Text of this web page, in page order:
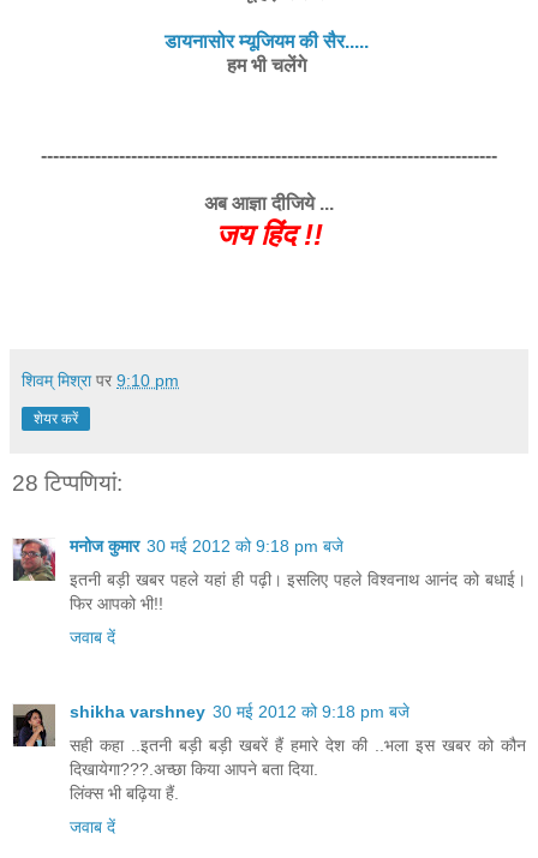
डायनासोर म्यूजियम की सैर.....
हम भी चलेंगे
----------------------------------------------------------------------------
अब आज्ञा दीजिये ...
जय हिंद !!
शिवम् मिश्रा पर 9:10 pm
शेयर करें
28 टिप्‍पणियां:
मनोज कुमार 30 मई 2012 को 9:18 pm बजे
इतनी बड़ी खबर पहले यहां ही पढ़ी। इसलिए पहले विश्वनाथ आनंद को बधाई।
फिर आपको भी!!
जवाब दें
shikha varshney 30 मई 2012 को 9:18 pm बजे
सही कहा ..इतनी बड़ी बड़ी खबरें हैं हमारे देश की ..भला इस खबर को कौन
दिखायेगा???.अच्छा किया आपने बता दिया.
लिंक्स भी बढ़िया हैं.
जवाब दें